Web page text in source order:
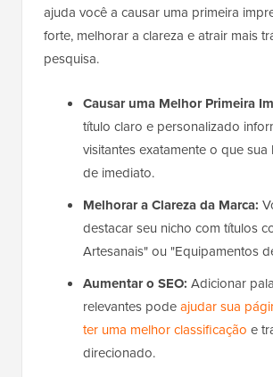
ajuda você a causar uma primeira
forte, melhorar a clareza e atrair mais
pesquisa.
Causar uma Melhor Primeira
título claro e personalizado
visitantes exatamente o que
de imediato.
Melhorar a Clareza da Marca:
destacar seu nicho com títulos
Artesanais" ou "Equipamentos
Aumentar o SEO: Adicionar
relevantes podeajudar sua
ter uma melhor classificação e
direcionado.